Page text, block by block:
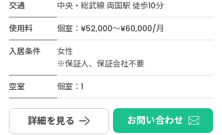
交通
中央・総武線 両国駅 徒歩10分
使用料
個室：¥52,000～¥60,000/月
入居条件
女性
※保証人、保証会社不要
空室
個室：1
詳細を見る お問い合わせ